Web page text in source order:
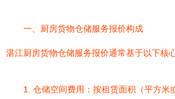
一、厨房货物仓储服务报价构成
湛江厨房货物仓储服务报价通常基于以下核
1. 仓储空间费用：按租赁面积（平方米